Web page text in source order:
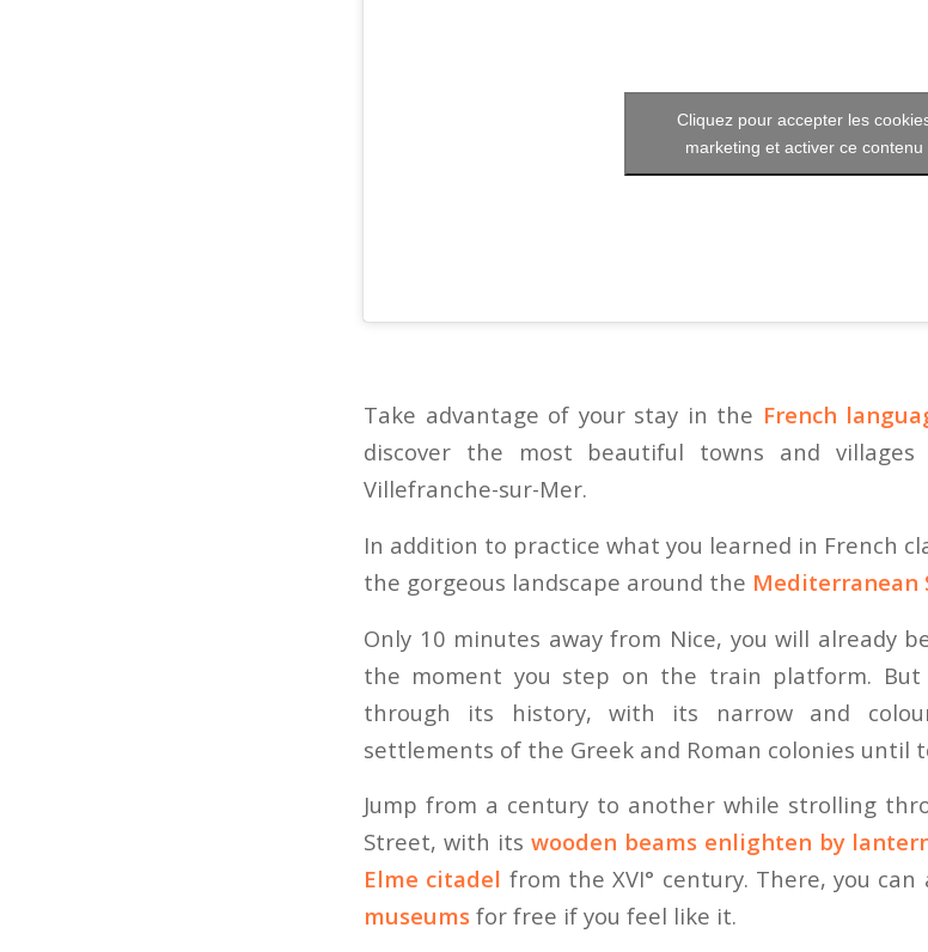
Cliquez pour accepter les
marketing et activer ce contenu
Take advantage of your stay in the French
discover the most beautiful towns and
Villefranche-sur-Mer.
In addition to practice what you learned in French
the gorgeous landscape around the Mediterranean
Only 10 minutes away from Nice, you will already
the moment you step on the train platform.
through its history, with its narrow and
settlements of the Greek and Roman colonies until
Jump from a century to another while strolling
Street, with its wooden beams enlighten by
Elme citadel from the XVI° century. There, you can
museums for free if you feel like it.